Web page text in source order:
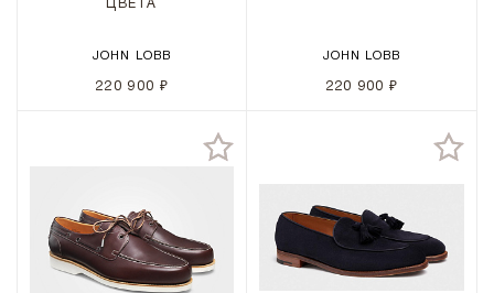
ЦВЕТА
JOHN LOBB
220 900 ₽
JOHN LOBB
220 900 ₽